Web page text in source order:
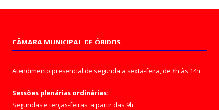
CÂMARA MUNICIPAL DE ÓBIDOS
Atendimento presencial de segunda a sexta-feira, de 8h às 14h
Sessões plenárias ordinárias:
Segundas e terças-feiras, a partir das 9h